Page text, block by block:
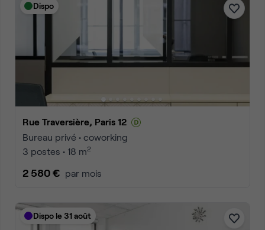
Dispo
Rue Traversière, Paris 12
Bureau privé • coworking
3 postes • 18 m2
2 580 € par mois
Dispo le 31 août